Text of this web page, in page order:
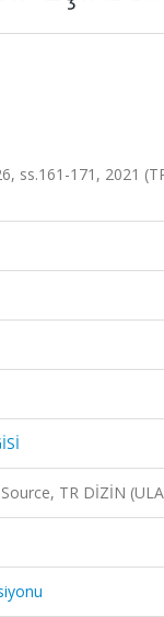
ss.161-171, 2021
TR DİZİN